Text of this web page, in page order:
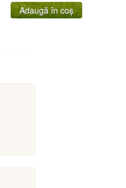
Adaugă în coș